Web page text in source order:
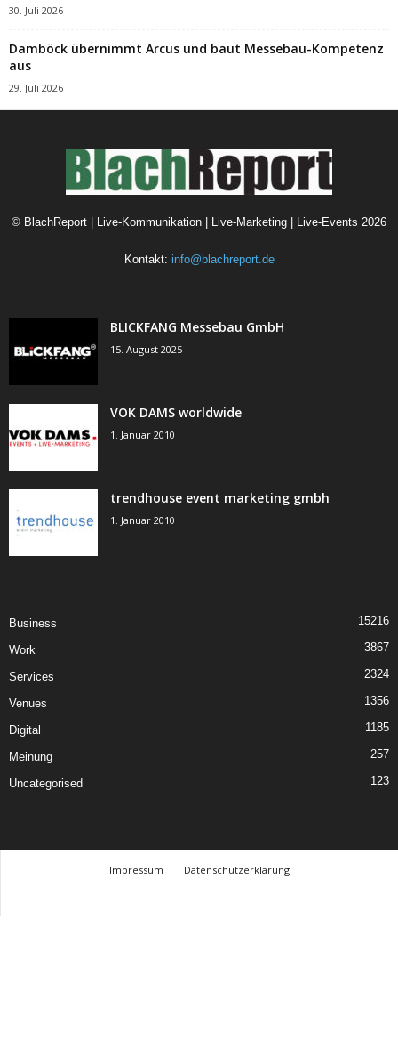
30. Juli 2026
Damböck übernimmt Arcus und baut Messebau-Kompetenz
aus
29. Juli 2026
© BlachReport | Live-Kommunikation | Live-Marketing | Live-Events 2026
Kontakt: info@blachreport.de
BLICKFANG Messebau GmbH
15. August 2025
VOK DAMS worldwide
1. Januar 2010
trendhouse event marketing gmbh
1. Januar 2010
Business 15216
Work 3867
Services 2324
Venues 1356
Digital 1185
Meinung 257
Uncategorised 123
Impressum
Datenschutzerklärung